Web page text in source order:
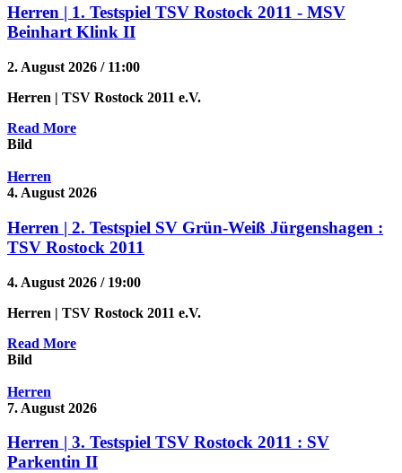
Herren | 1. Testspiel TSV Rostock 2011 - MSV
Beinhart Klink II
2. August 2026 / 11:00
Herren | TSV Rostock 2011 e.V.
Read More
Bild
Herren
4. August 2026
Herren | 2. Testspiel SV Grün-Weiß Jürgenshagen :
TSV Rostock 2011
4. August 2026 / 19:00
Herren | TSV Rostock 2011 e.V.
Read More
Bild
Herren
7. August 2026
Herren | 3. Testspiel TSV Rostock 2011 : SV
Parkentin II